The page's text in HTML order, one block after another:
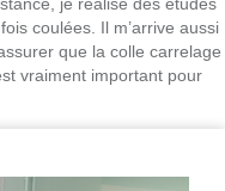
je réalise des études
coulées. Il m’arrive aussi
que la colle carrelage
vraiment important pour